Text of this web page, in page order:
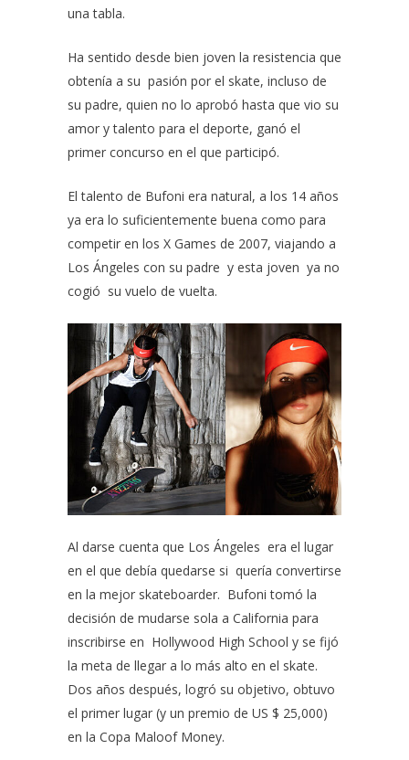
una tabla.
Ha sentido desde bien joven la resistencia que
obtenía a su pasión por el skate, incluso de
su padre, quien no lo aprobó hasta que vio su
amor y talento para el deporte, ganó el
primer concurso en el que participó.
El talento de Bufoni era natural, a los 14 años
ya era lo suficientemente buena como para
competir en los X Games de 2007, viajando a
Los Ángeles con su padre y esta joven ya no
cogió su vuelo de vuelta.
Al darse cuenta que Los Ángeles era el lugar
en el que debía quedarse si quería convertirse
en la mejor skateboarder. Bufoni tomó la
decisión de mudarse sola a California para
inscribirse en Hollywood High School y se fijó
la meta de llegar a lo más alto en el skate.
Dos años después, logró su objetivo, obtuvo
el primer lugar (y un premio de US $ 25,000)
en la Copa Maloof Money.